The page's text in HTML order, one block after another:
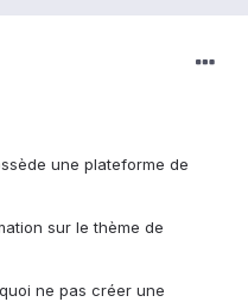
une plateforme de
sur le thème de
ne pas créer une